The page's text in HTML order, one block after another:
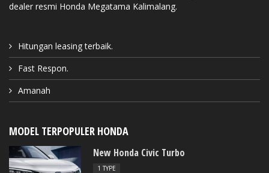
dealer resmi Honda Megatama Kalimalang.
Hitungan leasing terbaik.
Fast Respon.
Amanah
MODEL TERPOPULER HONDA
New Honda Civic Turbo
1 TYPE